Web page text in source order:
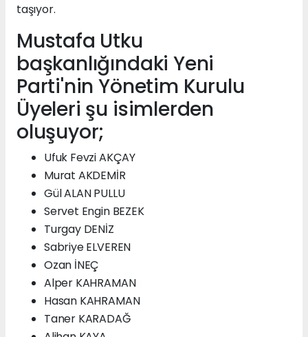
taşıyor.
Mustafa Utku
başkanlığındaki Yeni
Parti'nin Yönetim Kurulu
Üyeleri şu isimlerden
oluşuyor;
Ufuk Fevzi AKÇAY
Murat AKDEMİR
Gül ALAN PULLU
Servet Engin BEZEK
Turgay DENİZ
Sabriye ELVEREN
Ozan İNEÇ
Alper KAHRAMAN
Hasan KAHRAMAN
Taner KARADAĞ